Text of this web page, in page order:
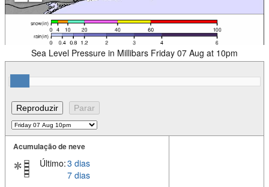
Sea Level Pressure in Millibars Friday 07 Aug at 10pm
Acumulação de neve
Último:3 dias
7 dias